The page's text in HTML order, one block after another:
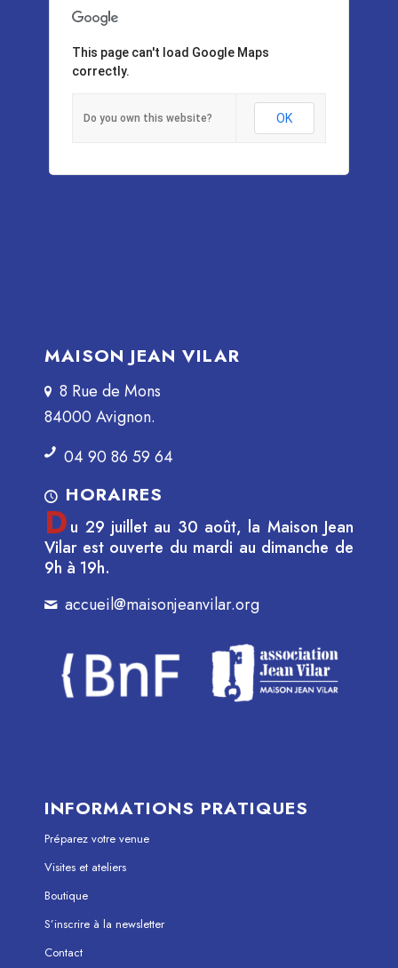
This page can't load Google Maps
correctly.
Do you own this website? OK
MAISON JEAN VILAR
8 Rue de Mons
84000 Avignon.
04 90 86 59 64
HORAIRES
Du 29 juillet au 30 août, la Maison Jean
Vilar est ouverte du mardi au dimanche de
9h à 19h.
accueil@maisonjeanvilar.org
INFORMATIONS PRATIQUES
Préparez votre venue
Visites et ateliers
Boutique
S’inscrire à la newsletter
Contact